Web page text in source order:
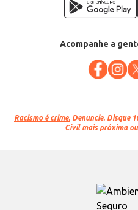
Acompanhe a
Racismo é crime. Denuncie. Disque
Civil mais próxima